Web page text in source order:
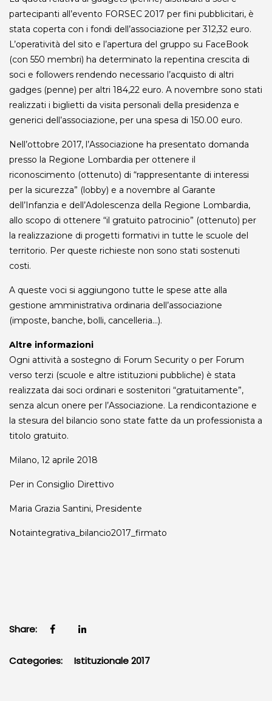
partecipanti all’evento FORSEC 2017 per fini pubblicitari, è
stata coperta con i fondi dell’associazione per 312,32 euro.
L’operatività del sito e l’apertura del gruppo su FaceBook
(con 550 membri) ha determinato la repentina crescita di
soci e followers rendendo necessario l’acquisto di altri
gadges (penne) per altri 184,22 euro. A novembre sono stati
realizzati i biglietti da visita personali della presidenza e
generici dell’associazione, per una spesa di 150.00 euro.
Nell’ottobre 2017, l’Associazione ha presentato domanda
presso la Regione Lombardia per ottenere il
riconoscimento (ottenuto) di “rappresentante di interessi
per la sicurezza” (lobby) e a novembre al Garante
dell’Infanzia e dell’Adolescenza della Regione Lombardia,
allo scopo di ottenere “il gratuito patrocinio” (ottenuto) per
la realizzazione di progetti formativi in tutte le scuole del
territorio. Per queste richieste non sono stati sostenuti
costi.
A queste voci si aggiungono tutte le spese atte alla
gestione amministrativa ordinaria dell’associazione
(imposte, banche, bolli, cancelleria…).
Altre informazioni
Ogni attività a sostegno di Forum Security o per Forum
verso terzi (scuole e altre istituzioni pubbliche) è stata
realizzata dai soci ordinari e sostenitori “gratuitamente”,
senza alcun onere per l’Associazione. La rendicontazione e
la stesura del bilancio sono state fatte da un professionista a
titolo gratuito.
Milano, 12 aprile 2018
Per in Consiglio Direttivo
Maria Grazia Santini, Presidente
Notaintegrativa_bilancio2017_firmato
Share:
Categories: Istituzionale 2017